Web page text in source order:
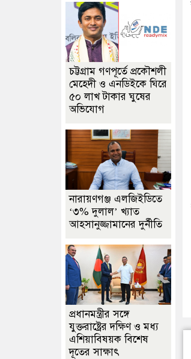
চট্টগ্রাম গণপূর্তে প্রকৌশলী
মেহেদী ও এনডিইকে ঘিরে
৫০ লাখ টাকার ঘুষের
অভিযোগ
নারায়ণগঞ্জ এলজিইডিতে
‘৩% দুলাল’ খ্যাত
আহসানুজ্জামানের দুর্নীতি
প্রধানমন্ত্রীর সঙ্গে
যুক্তরাষ্ট্রের দক্ষিণ ও মধ্য
এশিয়াবিষয়ক বিশেষ
দূতের সাক্ষাৎ